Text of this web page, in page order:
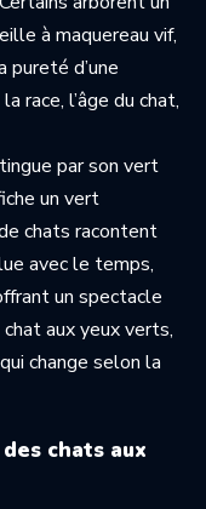
à maquereau vif,
d’une
race, l’âge du chat,
par son vert
un vert
chats racontent
avec le temps,
un spectacle
aux yeux verts,
change selon la
chats aux